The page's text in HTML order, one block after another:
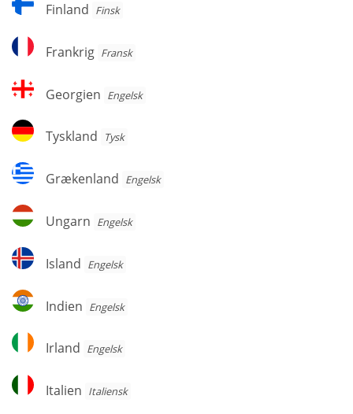
Finland Finsk
Frankrig
Frankrig Fransk
Georgien
Georgien Engelsk
Tyskland
Tyskland Tysk
Grækenland
Grækenland Engelsk
Ungarn
Ungarn Engelsk
Island
Island Engelsk
Indien
Indien Engelsk
Irland
Irland Engelsk
Italien
Italien Italiensk